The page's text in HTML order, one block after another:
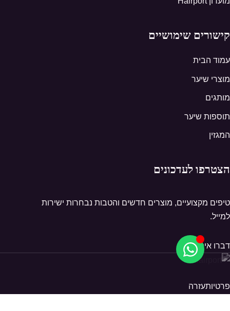
קישורים שימושיים
עמוד הבית
מוצרי שיער
מותגים
תוספות שיער
המגזין
הצטרפו לעדכונים
טיפים מקצועיים, מוצרים חדשים והטבות נבחרות ישירות
למייל.
דברו איתנו
פרטיותעזרה